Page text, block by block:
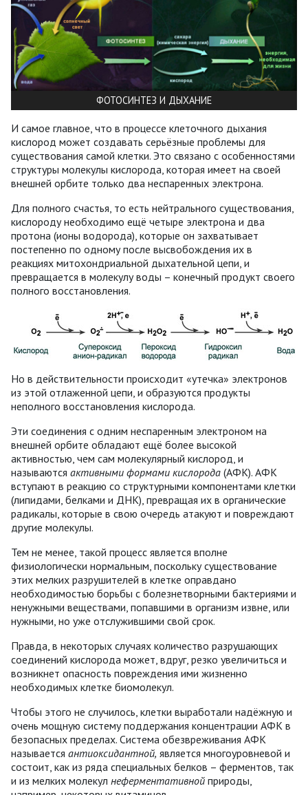
ФОТОСИНТЕЗ И ДЫХАНИЕ
И самое главное, что в процессе клеточного дыхания
кислород может создавать серьёзные проблемы для
существования самой клетки. Это связано с особенностями
структуры молекулы кислорода, которая имеет на своей
внешней орбите только два неспаренных электрона.
Для полного счастья, то есть нейтрального существования,
кислороду необходимо ещё четыре электрона и два
протона (ионы водорода), которые он захватывает
постепенно по одному после высвобождения их в
реакциях митохондриальной дыхательной цепи, и
превращается в молекулу воды – конечный продукт своего
полного восстановления.
Но в действительности происходит «утечка» электронов
из этой отлаженной цепи, и образуются продукты
неполного восстановления кислорода.
Эти соединения с одним неспаренным электроном на
внешней орбите обладают ещё более высокой
активностью, чем сам молекулярный кислород, и
называются активными формами кислорода (АФК). АФК
вступают в реакцию со структурными компонентами клетки
(липидами, белками и ДНК), превращая их в органические
радикалы, которые в свою очередь атакуют и повреждают
другие молекулы.
Тем не менее, такой процесс является вполне
физиологически нормальным, поскольку существование
этих мелких разрушителей в клетке оправдано
необходимостью борьбы с болезнетворными бактериями и
ненужными веществами, попавшими в организм извне, или
нужными, но уже отслужившими свой срок.
Правда, в некоторых случаях количество разрушающих
соединений кислорода может, вдруг, резко увеличиться и
возникнет опасность повреждения ими жизненно
необходимых клетке биомолекул.
Чтобы этого не случилось, клетки выработали надёжную и
очень мощную систему поддержания концентрации АФК в
безопасных пределах. Система обезвреживания АФК
называется антиоксидантной, является многоуровневой и
состоит, как из ряда специальных белков – ферментов, так
и из мелких молекул неферментативной природы,